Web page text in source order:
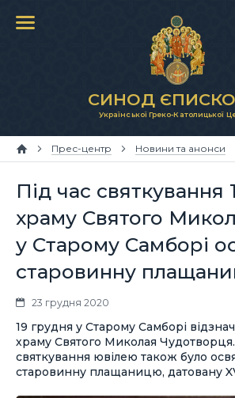
СИНОД
Української Греко-Католицької
Прес-центр Новини та анонси
Під час святкування
храму Святого
у Старому Самборі
старовинну
23 грудня 2020
19 грудня у Старому Самборі
храму Святого Миколая
святкування ювілею також було
старовинну плащаницю, датовану